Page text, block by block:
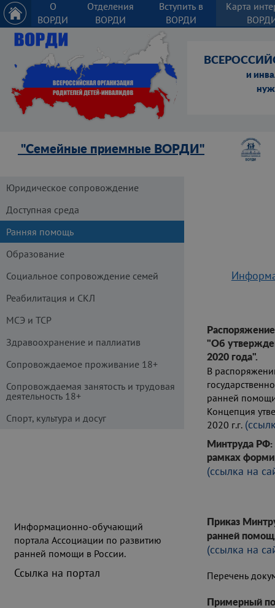
О
ВОРДИ
Отделения
ВОРДИ
Вступить в
ВОРДИ
Карта
и
"Семейные приемные ВОРДИ"
"Об
2020 года".
В
ранней
Концепция
2020 г.г.
Минтруда РФ:
рамках
(ссылка на
Приказ
ранней
(ссылка на
Перечень
Примерный
Информационно-обучающий
портала Ассоциации по развитию
ранней помощи в России.
Ссылка на портал
Юридическое сопровождение
Доступная среда
Ранняя помощь
Образование
Социальное сопровождение семей
Реабилитация и СКЛ
МСЭ и ТСР
Здравоохранение и паллиатив
Сопровождаемое проживание 18+
Сопровождаемая занятость и трудовая
деятельность 18+
Спорт, культура и досуг